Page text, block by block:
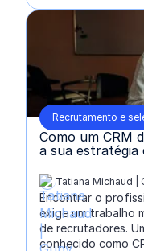
Recrutamento e
Como um CRM
a sua estratégia
escrito por:
Tatiana Michaud |
Encontrar o
exige um trabalho
de recrutadores.
conhecido como